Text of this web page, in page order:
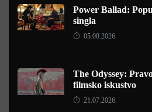
Power Ballad:
singla
05.08.2026.
The Odyssey:
filmsko iskustvo
21.07.2026.